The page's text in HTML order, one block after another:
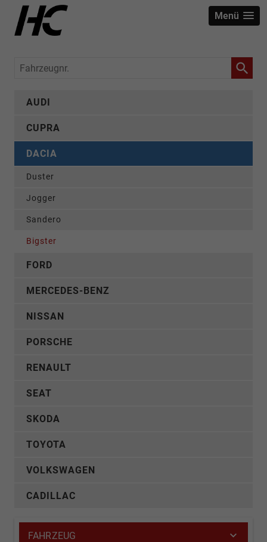
Menü
Fahrzeugnr.
AUDI
CUPRA
DACIA
Duster
Jogger
Sandero
Bigster
FORD
MERCEDES-BENZ
NISSAN
PORSCHE
RENAULT
SEAT
SKODA
TOYOTA
VOLKSWAGEN
CADILLAC
FAHRZEUG